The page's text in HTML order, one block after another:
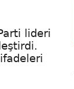
lideri